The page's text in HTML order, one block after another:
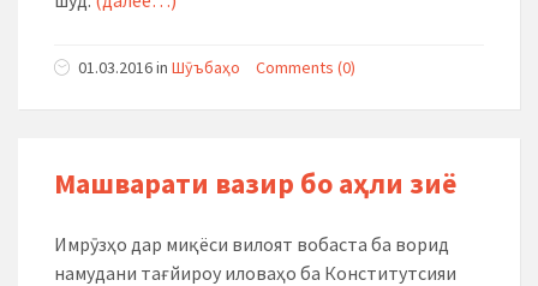
01.03.2016in Шӯъбаҳо Comments (0)
Машварати вазир бо аҳли зиё
Имрӯзҳо дар миқёси вилоят вобаста ба ворид
намудани тағйироу иловаҳо ба Конститутсияи